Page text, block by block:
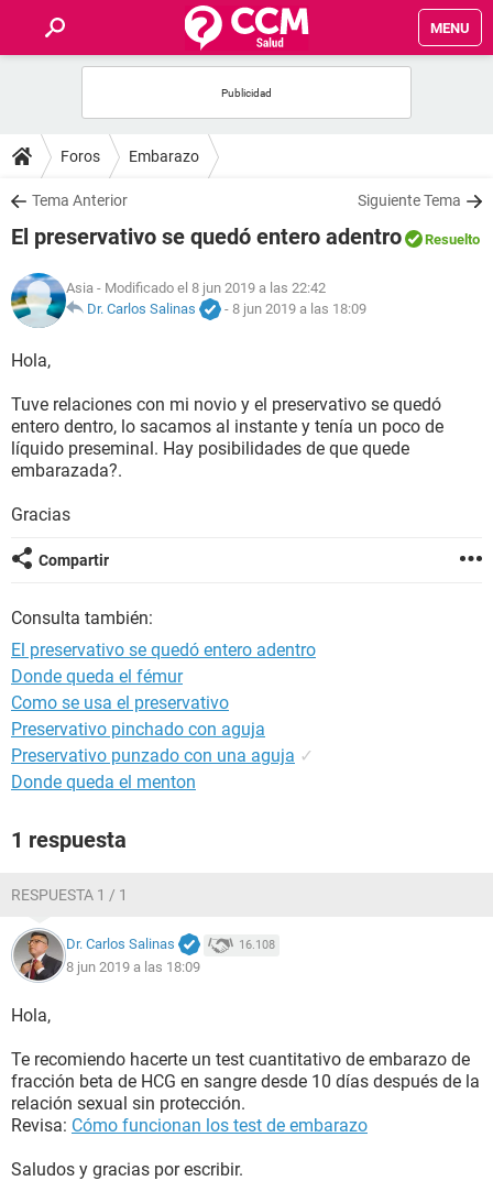
MENU
FOROS
SALUD
FAMILIA
NUTRICIÓN
BIENESTAR
SEXUALIDAD
GLOSARIO
Foros Embarazo
Tema Anterior Siguiente Tema
El preservativo se quedó entero adentro Resuelto
Asia - Modificado el 8 jun 2019 a las 22:42
Dr. Carlos Salinas
- 8 jun 2019 a las 18:09
Hola,
Tuve relaciones con mi novio y el preservativo se quedó
entero dentro, lo sacamos al instante y tenía un poco de
líquido preseminal. Hay posibilidades de que quede
embarazada?.
Gracias
Compartir
Consulta también:
El preservativo se quedó entero adentro
Donde queda el fémur
Como se usa el preservativo
Preservativo pinchado con aguja
Preservativo punzado con una aguja ✓
Donde queda el menton
1 respuesta
RESPUESTA 1 / 1
Dr. Carlos Salinas 16.108
8 jun 2019 a las 18:09
Hola,
Te recomiendo hacerte un test cuantitativo de embarazo de
fracción beta de HCG en sangre desde 10 días después de la
relación sexual sin protección.
Revisa: Cómo funcionan los test de embarazo
Saludos y gracias por escribir.